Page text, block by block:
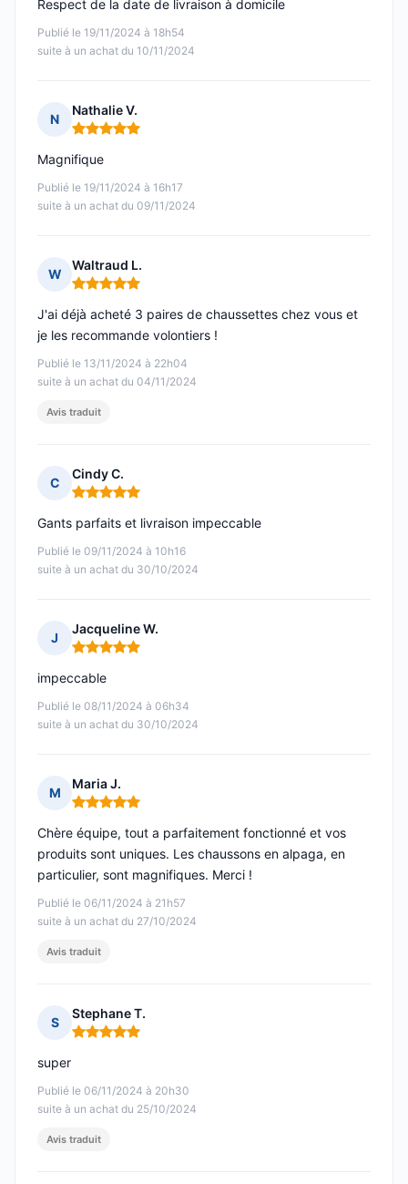
Publié le 19/11/2024 à 18h54
suite à un achat du 10/11/2024
Respect de la date de livraison à domicile
N
Nathalie V.
Note : 5 sur 5
Publié le 19/11/2024 à 16h17
suite à un achat du 09/11/2024
Magnifique
W
Waltraud L.
Note : 5 sur 5
Publié le 13/11/2024 à 22h04
suite à un achat du 04/11/2024
J'ai déjà acheté 3 paires de chaussettes chez vous et
je les recommande volontiers !
Avis traduit
C
Cindy C.
Note : 5 sur 5
Publié le 09/11/2024 à 10h16
suite à un achat du 30/10/2024
Gants parfaits et livraison impeccable
J
Jacqueline W.
Note : 5 sur 5
Publié le 08/11/2024 à 06h34
suite à un achat du 30/10/2024
impeccable
M
Maria J.
Note : 5 sur 5
Publié le 06/11/2024 à 21h57
suite à un achat du 27/10/2024
Chère équipe, tout a parfaitement fonctionné et vos
produits sont uniques. Les chaussons en alpaga, en
particulier, sont magnifiques. Merci !
Avis traduit
S
Stephane T.
Note : 5 sur 5
Publié le 06/11/2024 à 20h30
suite à un achat du 25/10/2024
super
Avis traduit